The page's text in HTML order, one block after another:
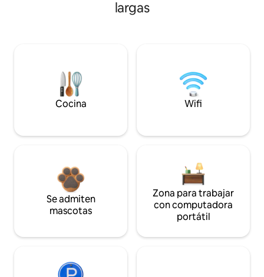
largas
Cocina Wifi
Se admiten
mascotas
Zona para trabajar
con computadora
portátil